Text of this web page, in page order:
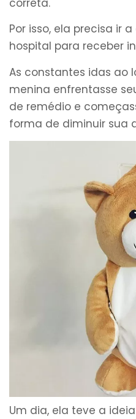
Por isso, ela precisa ir
hospital para receber
As constantes idas ao
menina enfrentasse
de remédio e
forma de diminuir sua
Um dia, ela teve a